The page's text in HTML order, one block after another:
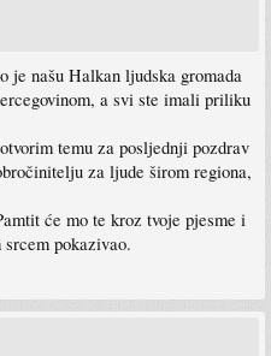
je našu Halkan ljudska gromada
a svi ste imali priliku
temu za posljednji pozdrav
za ljude širom regiona,
će mo te kroz tvoje pjesme i
pokazivao.